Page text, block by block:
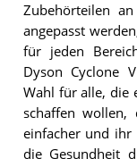
Zubehörteilen
angepasst
für jeden
Dyson Cyclone
Wahl für alle, die
schaffen wollen,
einfacher und ihr
die Gesundheit